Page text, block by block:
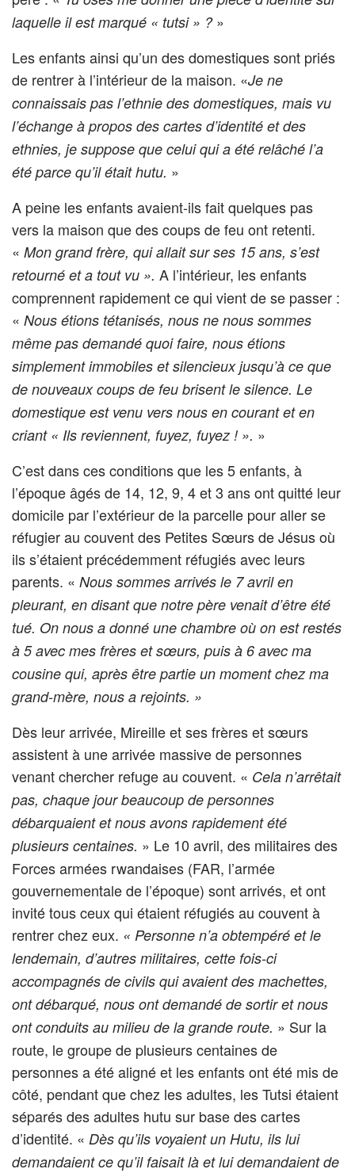
laquelle il est marqué « tutsi » ? »
Les enfants ainsi qu’un des domestiques sont priés
de rentrer à l’intérieur de la maison. «Je ne
connaissais pas l’ethnie des domestiques, mais vu
l’échange à propos des cartes d’identité et des
ethnies, je suppose que celui qui a été relâché l’a
été parce qu’il était hutu. »
A peine les enfants avaient-ils fait quelques pas
vers la maison que des coups de feu ont retenti.
« Mon grand frère, qui allait sur ses 15 ans, s’est
retourné et a tout vu ». A l’intérieur, les enfants
comprennent rapidement ce qui vient de se passer :
« Nous étions tétanisés, nous ne nous sommes
même pas demandé quoi faire, nous étions
simplement immobiles et silencieux jusqu’à ce que
de nouveaux coups de feu brisent le silence. Le
domestique est venu vers nous en courant et en
criant « Ils reviennent, fuyez, fuyez ! ». »
C’est dans ces conditions que les 5 enfants, à
l’époque âgés de 14, 12, 9, 4 et 3 ans ont quitté leur
domicile par l’extérieur de la parcelle pour aller se
réfugier au couvent des Petites Sœurs de Jésus où
ils s’étaient précédemment réfugiés avec leurs
parents. « Nous sommes arrivés le 7 avril en
pleurant, en disant que notre père venait d’être été
tué. On nous a donné une chambre où on est restés
à 5 avec mes frères et sœurs, puis à 6 avec ma
cousine qui, après être partie un moment chez ma
grand-mère, nous a rejoints. »
Dès leur arrivée, Mireille et ses frères et sœurs
assistent à une arrivée massive de personnes
venant chercher refuge au couvent. « Cela n’arrêtait
pas, chaque jour beaucoup de personnes
débarquaient et nous avons rapidement été
plusieurs centaines. » Le 10 avril, des militaires des
Forces armées rwandaises (FAR, l’armée
gouvernementale de l’époque) sont arrivés, et ont
invité tous ceux qui étaient réfugiés au couvent à
rentrer chez eux. « Personne n’a obtempéré et le
lendemain, d’autres militaires, cette fois-ci
accompagnés de civils qui avaient des machettes,
ont débarqué, nous ont demandé de sortir et nous
ont conduits au milieu de la grande route. » Sur la
route, le groupe de plusieurs centaines de
personnes a été aligné et les enfants ont été mis de
côté, pendant que chez les adultes, les Tutsi étaient
séparés des adultes hutu sur base des cartes
d’identité. « Dès qu’ils voyaient un Hutu, ils lui
demandaient ce qu’il faisait là et lui demandaient de